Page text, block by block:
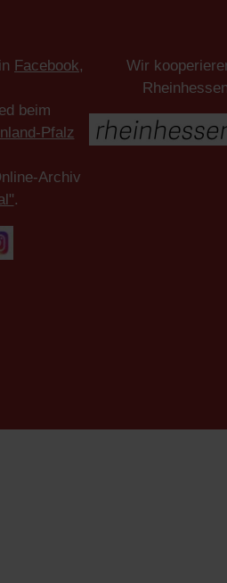
Facebook,
beim
Pfalz
Archiv
.
Wir